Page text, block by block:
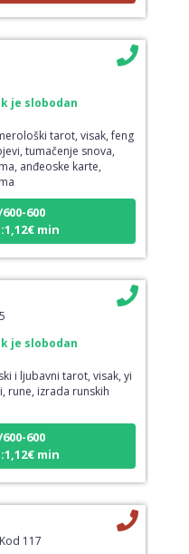
je slobodan
tarot, visak, feng
tumačenje snova,
anđeoske karte,
600
min
je slobodan
i ljubavni tarot, visak, yi
rune, izrada runskih
600
min
117